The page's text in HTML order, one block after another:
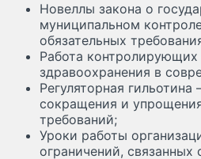
Новеллы закона о
муниципальном
обязательных
Работа контролирующих
здравоохранения в
Регуляторная гильотина
сокращения и
требований;
Уроки работы
ограничений, связанных